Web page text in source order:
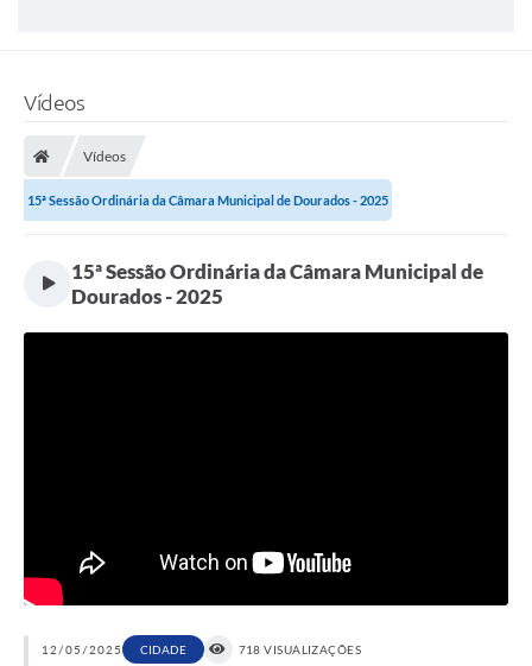
Vídeos
Vídeos
15ª Sessão Ordinária da Câmara Municipal de Dourados - 2025
15ª Sessão Ordinária da Câmara Municipal de
Dourados - 2025
12/05/2025 CIDADE 718 VISUALIZAÇÕES